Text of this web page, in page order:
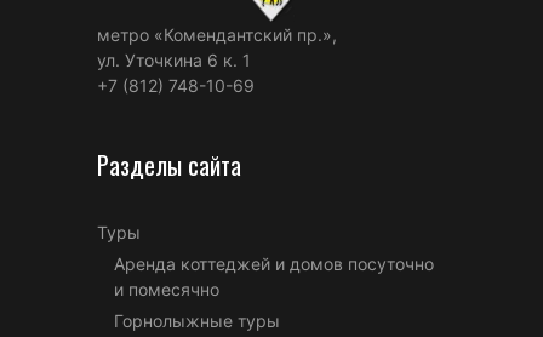
метро «Комендантский пр.»,
ул. Уточкина 6 к. 1
+7 (812) 748-10-69
Разделы сайта
Туры
Аренда коттеджей и домов посуточно
и помесячно
Горнолыжные туры